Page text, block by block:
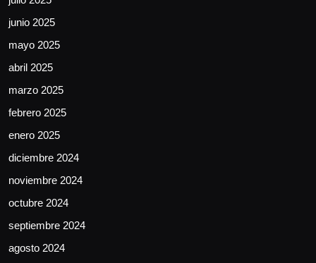
junio 2025
mayo 2025
abril 2025
marzo 2025
febrero 2025
enero 2025
diciembre 2024
noviembre 2024
octubre 2024
septiembre 2024
agosto 2024